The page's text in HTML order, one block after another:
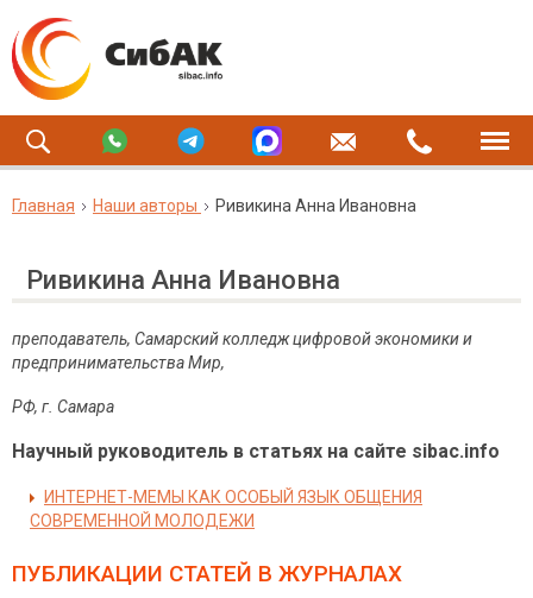
Главная Наши авторы Ривикина Анна Ивановна
Ривикина Анна Ивановна
преподаватель, Самарский колледж цифровой экономики и
предпринимательства Мир,
РФ, г. Самара
Научный руководитель в статьях на сайте sibac.info
ИНТЕРНЕТ-МЕМЫ КАК ОСОБЫЙ ЯЗЫК ОБЩЕНИЯ
СОВРЕМЕННОЙ МОЛОДЕЖИ
ПУБЛИКАЦИИ СТАТЕЙ В ЖУРНАЛАХ